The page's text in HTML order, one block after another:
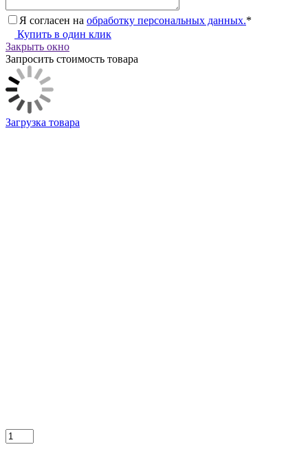
Я согласен на обработку персональных данных.*
Купить в один клик
Закрыть окно
Запросить стоимость товара
Загрузка товара